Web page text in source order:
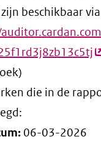
beschikbaar
die in de
06-03-2026